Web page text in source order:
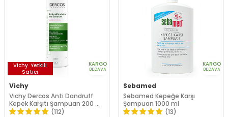
Vichy Yetkili
Satıcı
KARGO
BEDAVA
Vichy
Vichy Dercos Anti Dandruff
Kepek Karşıtı Şampuan 200 ml
- Hassas Saç Derisi
(112)
KARGO
BEDAVA
Sebamed
Sebamed Kepeğe Karşı
Şampuan 1000 ml
(13)